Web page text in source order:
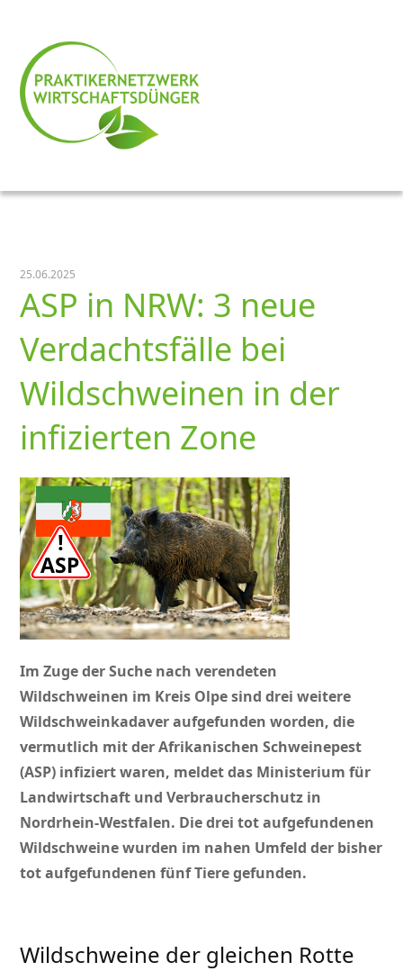
25.06.2025
ASP in NRW: 3 neue
Verdachtsfälle bei
Wildschweinen in der
infizierten Zone
Im Zuge der Suche nach verendeten
Wildschweinen im Kreis Olpe sind drei weitere
Wildschweinkadaver aufgefunden worden, die
vermutlich mit der Afrikanischen Schweinepest
(ASP) infiziert waren, meldet das Ministerium für
Landwirtschaft und Verbraucherschutz in
Nordrhein-Westfalen. Die drei tot aufgefundenen
Wildschweine wurden im nahen Umfeld der bisher
tot aufgefundenen fünf Tiere gefunden.
Wildschweine der gleichen Rotte